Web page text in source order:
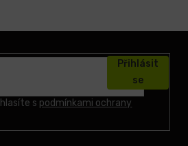
s podmínkami ochrany
Přihlásit
se